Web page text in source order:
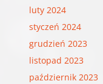
luty 2024
styczeń 2024
grudzień 2023
listopad 2023
październik 2023